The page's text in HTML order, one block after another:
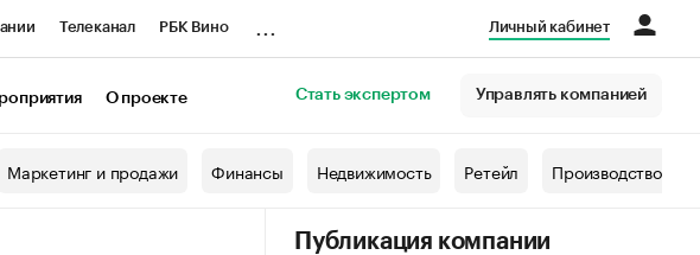
Телеканал РБК Вино Личный кабинет
О проекте Стать экспертом Управлять компанией
Маркетинг и продажи Финансы Недвижимость Ретейл Производство
Публикация компании